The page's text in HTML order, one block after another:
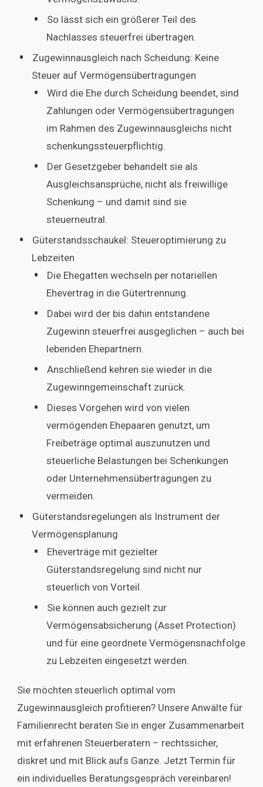
So lässt sich ein größerer Teil des
Nachlasses steuerfrei übertragen.
Zugewinnausgleich nach Scheidung: Keine
Steuer auf Vermögensübertragungen
Wird die Ehe durch Scheidung beendet, sind
Zahlungen oder Vermögensübertragungen
im Rahmen des Zugewinnausgleichs nicht
schenkungssteuerpflichtig.
Der Gesetzgeber behandelt sie als
Ausgleichsansprüche, nicht als freiwillige
Schenkung – und damit sind sie
steuerneutral.
Güterstandsschaukel: Steueroptimierung zu
Lebzeiten
Die Ehegatten wechseln per notariellen
Ehevertrag in die Gütertrennung.
Dabei wird der bis dahin entstandene
Zugewinn steuerfrei ausgeglichen – auch bei
lebenden Ehepartnern.
Anschließend kehren sie wieder in die
Zugewinngemeinschaft zurück.
Dieses Vorgehen wird von vielen
vermögenden Ehepaaren genutzt, um
Freibeträge optimal auszunutzen und
steuerliche Belastungen bei Schenkungen
oder Unternehmensübertragungen zu
vermeiden.
Güterstandsregelungen als Instrument der
Vermögensplanung
Eheverträge mit gezielter
Güterstandsregelung sind nicht nur
steuerlich von Vorteil.
Sie können auch gezielt zur
Vermögensabsicherung (Asset Protection)
und für eine geordnete Vermögensnachfolge
zu Lebzeiten eingesetzt werden.
Sie möchten steuerlich optimal vom
Zugewinnausgleich profitieren? Unsere Anwälte für
Familienrecht beraten Sie in enger Zusammenarbeit
mit erfahrenen Steuerberatern – rechtssicher,
diskret und mit Blick aufs Ganze. Jetzt Termin für
ein individuelles Beratungsgespräch vereinbaren!